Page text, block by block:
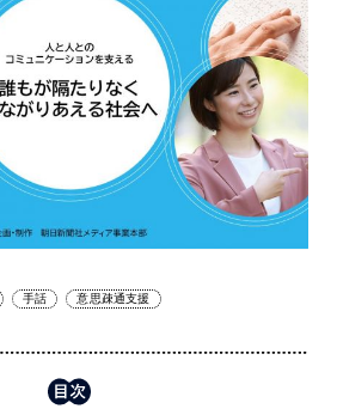
手話 意思疎通支援